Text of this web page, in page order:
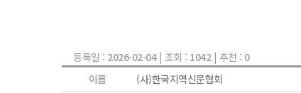
등록일 : 2026-02-04| 조회 : 1042| 추천 : 0
이름
(사)한국지역신문협회